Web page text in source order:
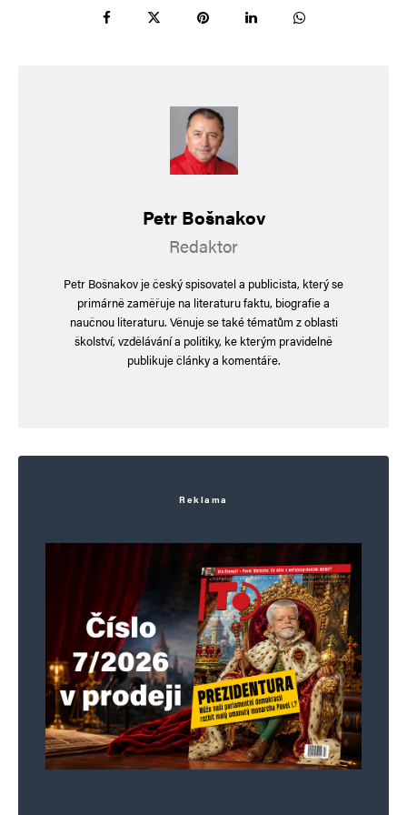
Navigace pro komentáře
Vaše e-mailová adresa nebude zveřejněna. Vyžadované informace jsou
Komentář*
Webová stránka
Uložit do prohlížeče jméno, e-mail a webovou stránku pro budoucí
komentáře.
Informujte mě o nových komentářích e-mailem.
Informujte mě o nových příspěvcích e-mailem.
Petr Bošnakov
Redaktor
Petr Bošnakov je český spisovatel a publicista, který se
primárně zaměřuje na literaturu faktu, biografie a
naučnou literaturu. Věnuje se také tématům z oblasti
školství, vzdělávání a politiky, ke kterým pravidelně
publikuje články a komentáře.
Reklama